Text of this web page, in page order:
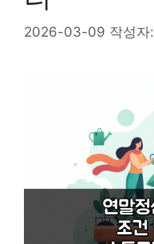
2026-03-09 작성자: